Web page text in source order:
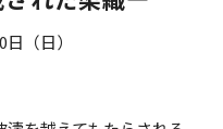
（日）